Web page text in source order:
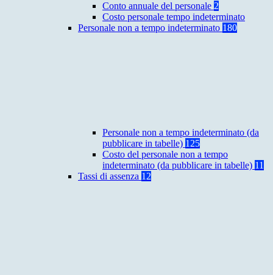
Conto annuale del personale 2
Costo personale tempo indeterminato
Personale non a tempo indeterminato 180
Personale non a tempo indeterminato (da
pubblicare in tabelle) 125
Costo del personale non a tempo
indeterminato (da pubblicare in tabelle) 11
Tassi di assenza 12